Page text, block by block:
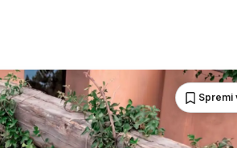
Spremi